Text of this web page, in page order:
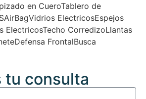
en CueroTablero de
AirBagVidrios ElectricosEspejos
ElectricosTecho CorredizoLlantas
Defensa FrontalBusca
tu consulta